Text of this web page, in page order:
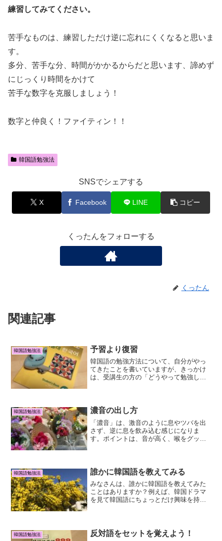
練習してみてください。
苦手なものは、練習しただけ逆に忘れにくくなると思いま
す。
多分、苦手な分、時間がかかるからだと思います、諦めず
にじっくり時間をかけて
苦手な数字を克服しましょう！
数字と仲良く！ファイティン！！
韓国語勉強法
SNSでシェアする
X Facebook LINE コピー
くったんをフォローする
くったん
関連記事
韓国語勉強法 予習より復習
韓国語の勉強方法について、自分がやっ
てきたことを書いていますが、きっかけ
は、受講生の方の「どうやって勉強して
韓国語勉強法 濃音の出し方
「濃音」は、激音のように息やツバを出
さず、逆に息を飲み込む感じになりま
す。ポイントは、音が高く、喉をグッと
韓国語勉強法 誰かに韓国語を教えてみる
みなさんは、誰かに韓国語を教えてみた
ことはありますか？例えば、韓国ドラマ
を見て韓国語にちょっとだけ興味を持っ
韓国語勉強法 反対語をセットを覚えよう！